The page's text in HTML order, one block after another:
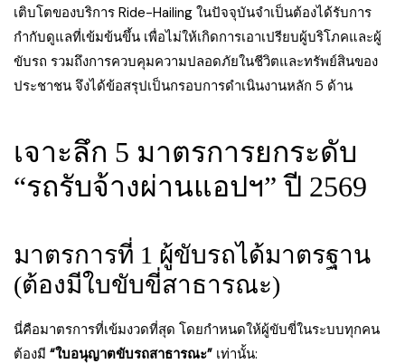
เติบโตของบริการ Ride-Hailing ในปัจจุบันจำเป็นต้องได้รับการ
กำกับดูแลที่เข้มข้นขึ้น เพื่อไม่ให้เกิดการเอาเปรียบผู้บริโภคและผู้
ขับรถ รวมถึงการควบคุมความปลอดภัยในชีวิตและทรัพย์สินของ
ประชาชน จึงได้ข้อสรุปเป็นกรอบการดำเนินงานหลัก 5 ด้าน
เจาะลึก 5 มาตรการยกระดับ
“รถรับจ้างผ่านแอปฯ” ปี 2569
มาตรการที่ 1 ผู้ขับรถได้มาตรฐาน
(ต้องมีใบขับขี่สาธารณะ)
นี่คือมาตรการที่เข้มงวดที่สุด โดยกำหนดให้ผู้ขับขี่ในระบบทุกคน
ต้องมี “ใบอนุญาตขับรถสาธารณะ” เท่านั้น: